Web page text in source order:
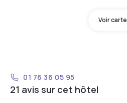
Voir carte
01 76 36 05 95
21 avis sur cet hôtel